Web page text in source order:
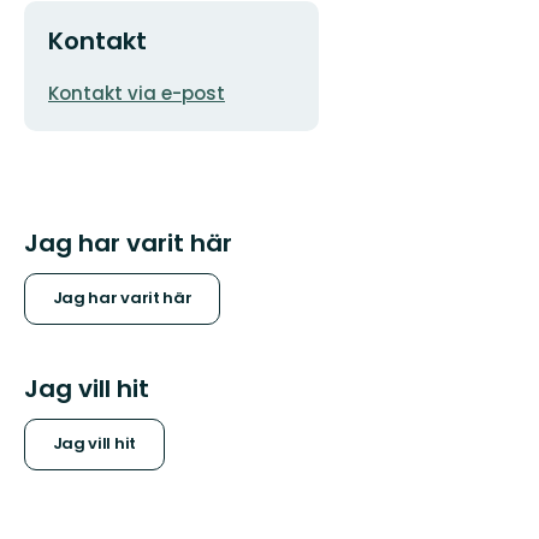
Kontakt
E-
Kontakt via e-post
Jag har varit här
Jag har varit här
Jag vill hit
Jag vill hit